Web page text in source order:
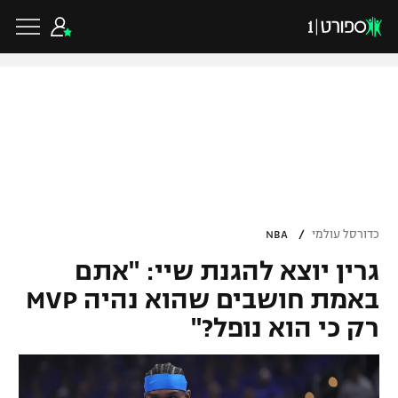
גביע הטוטו
ליגיונרים
גביע המדינה
ליגת האלופות
ליגה אירופית
ליגה אנגלית
כדורסל ישראלי
ליגת ווינר סל
כדורסל עולמי
NBA
כדורסל עולמי /
NBA
גרין יוצא להגנת שיי: "אתם
באמת חושבים שהוא נהיה MVP
רק כי הוא נופל?"